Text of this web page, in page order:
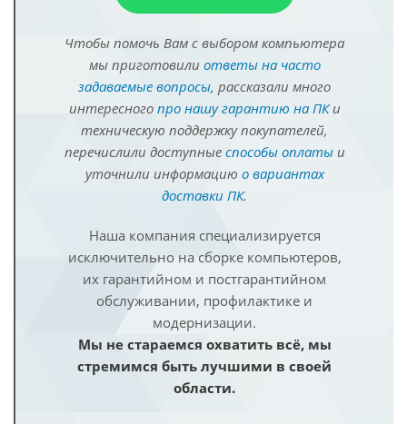
Чтобы помочь Вам с выбором компьютера
мы приготовили ответы на часто
задаваемые вопросы, рассказали много
интересного про нашу гарантию на ПКи
техническую поддержку покупателей,
перечислили доступные способы оплатыи
уточнили информацию о вариантах
доставки ПК.
Наша компания специализируется
исключительно на сборке компьютеров,
их гарантийном и постгарантийном
обслуживании, профилактике и
модернизации.
Мы не стараемся охватить всё, мы
стремимся быть лучшими в своей
области.